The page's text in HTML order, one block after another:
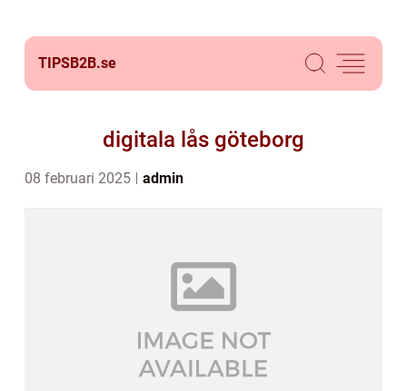
TIPSB2B.se
digitala lås göteborg
08 februari 2025 admin